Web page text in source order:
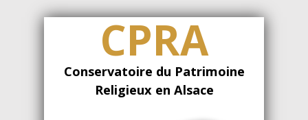
CPRA
Conservatoire du Patrimoine
Religieux en Alsace